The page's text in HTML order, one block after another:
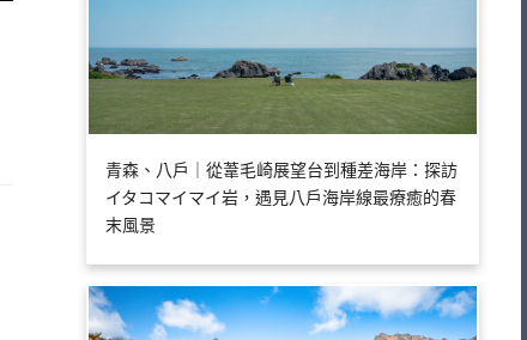
青森、八戶｜從葦毛崎展望台到種差海岸：探訪
イタコマイマイ岩，遇見八戶海岸線最療癒的春
末風景